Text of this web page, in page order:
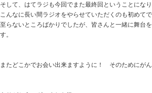
そして、はてラジも今回でまた最終回ということになり
こんなに長い間ラジオをやらせていただくのも初めてで
至らないところばかりでしたが、皆さんと一緒に舞台
す。
またどこかでお会い出来ますように！ そのためにがん